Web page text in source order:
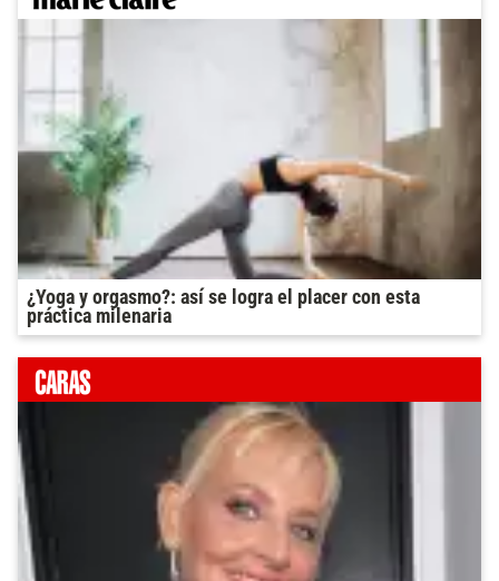
¿Yoga y orgasmo?: así se logra el placer con esta
práctica milenaria